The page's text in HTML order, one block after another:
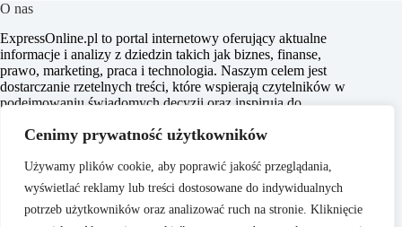
Cenimy prywatność użytkowników
Używamy plików cookie, aby poprawić jakość przeglądania,
wyświetlać reklamy lub treści dostosowane do indywidualnych
potrzeb użytkowników oraz analizować ruch na stronie. Kliknięcie
O nas
ExpressOnline.pl to portal internetowy oferujący aktualne
informacje i analizy z dziedzin takich jak biznes, finanse,
prawo, marketing, praca i technologia. Naszym celem jest
dostarczanie rzetelnych treści, które wspierają czytelników w
podejmowaniu świadomych decyzji oraz inspirują do
dostępne dla każdego, niezależnie od poziomu wiedzy w